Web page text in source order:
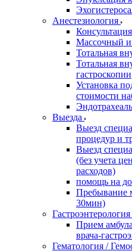
Анестезиология
Массочный
Тотальная
Тотальная
гастроскопии
Установка
стоимости
Выезда
Выезд
процедур и
Выезд
(без учета
расходов)
помощь на
Пребывание
30мин)
Гастроэнтерология
Прием
врача-
Гематология /